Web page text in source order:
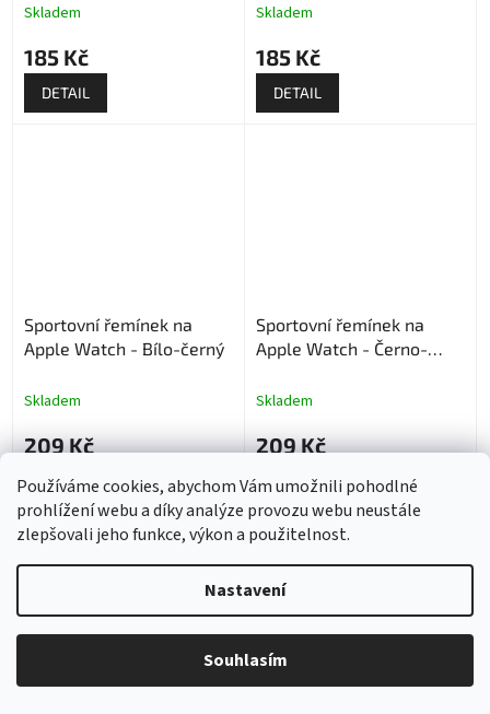
Používáme cookies, abychom Vám umožnili pohodlné
prohlížení webu a díky analýze provozu webu neustále
zlepšovali jeho funkce, výkon a použitelnost.
Nastavení
Souhlasím
Skladem
185 Kč
DETAIL
Skladem
185 Kč
DETAIL
Sportovní řemínek na
Apple Watch - Bílo-černý
Skladem
209 Kč
DETAIL
Sportovní řemínek na
Apple Watch - Černo-
Skladem
209 Kč
DETAIL
O
v
l
á
d
t
r
á
n
o
1 4
285položek celkem
NAHORU